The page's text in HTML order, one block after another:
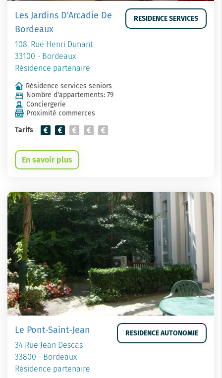
Les Jardins D'Arcadie De
Bordeaux
108, Rue Henri Dunant
33100 - Bordeaux
Résidence partenaire
RESIDENCE SERVICES
Résidence services seniors
Nombre d'appartements: 79
Conciergerie
Proximité commerces
Tarifs
En savoir plus
Le Pont-Saint-Jean
34 Rue Jean Descas
33800 - Bordeaux
Résidence partenaire
RESIDENCE AUTONOMIE